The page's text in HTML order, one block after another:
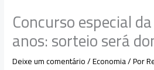
Concurso especial
anos: sorteio será
Deixe um comentário/Economia/ Por